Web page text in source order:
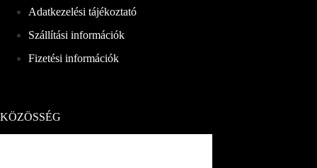
Adatkezelési tájékoztató
Szállítási információk
Fizetési információk
KÖZÖSSÉG